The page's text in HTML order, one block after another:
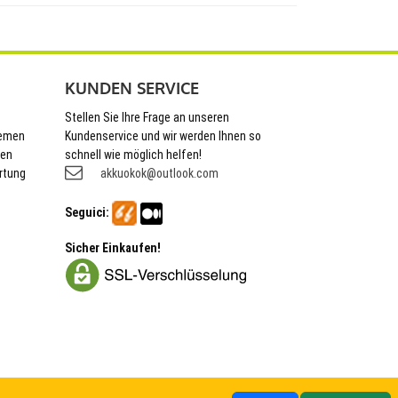
KUNDEN SERVICE
Stellen Sie Ihre Frage an unseren
Kundenservice und wir werden Ihnen so
schnell wie möglich helfen!
akkuokok@outlook.com
Seguici:
Sicher Einkaufen!